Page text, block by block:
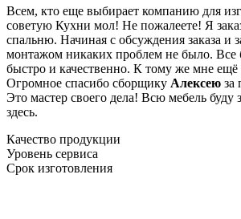
Всем, кто еще выбирает компанию для
советую Кухни мол! Не пожалеете! Я
спальню. Начиная с обсуждения заказа и
монтажом никаких проблем не было. Все
быстро и качественно. К тому же мне ещё
Огромное спасибо сборщику Алексею за
Это мастер своего дела! Всю мебель буду
здесь.
Качество продукции
Уровень сервиса
Срок изготовления